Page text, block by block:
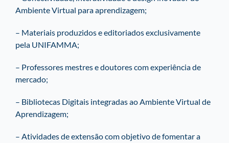
Ambiente Virtual para aprendizagem;
– Materiais produzidos e editoriados exclusivamente
pela UNIFAMMA;
– Professores mestres e doutores com experiência de
mercado;
– Bibliotecas Digitais integradas ao Ambiente Virtual de
Aprendizagem;
– Atividades de extensão com objetivo de fomentar a